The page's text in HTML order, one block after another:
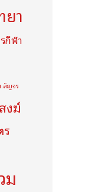
า
กีฬา
.สัญจร
งฆ์
ม